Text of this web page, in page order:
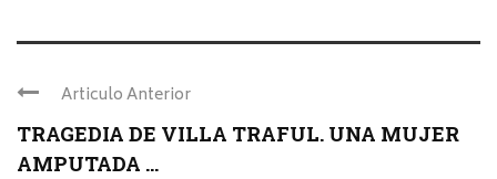
Articulo Anterior
TRAGEDIA DE VILLA TRAFUL. UNA MUJER
AMPUTADA ...